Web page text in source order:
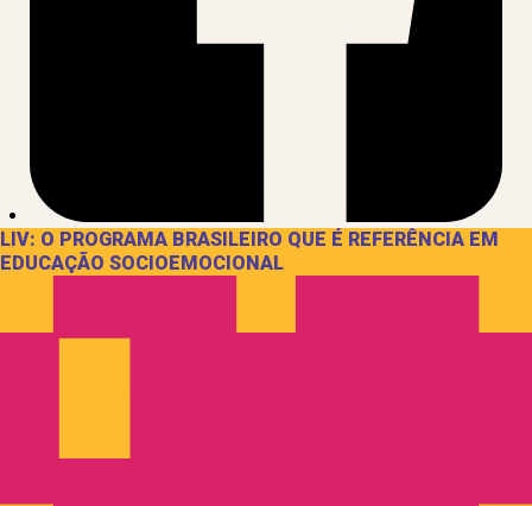
LIV: O PROGRAMA BRASILEIRO QUE É REFERÊNCIA EM
EDUCAÇÃO SOCIOEMOCIONAL